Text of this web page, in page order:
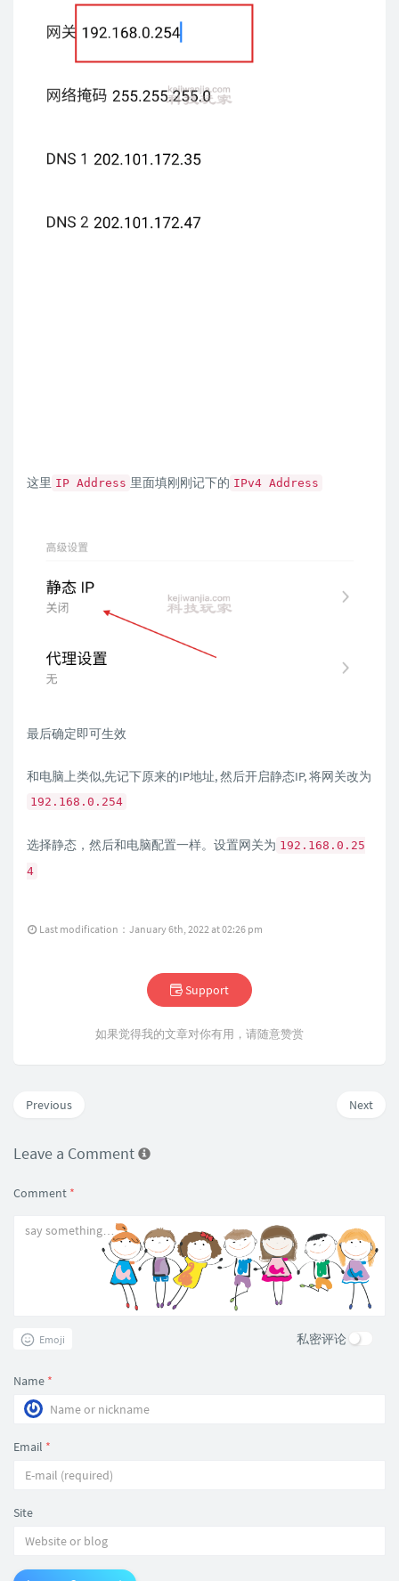
这里 IP Address 里面填刚刚记下的 IPv4 Address
最后确定即可生效
和电脑上类似,先记下原来的IP地址, 然后开启静态IP, 将网关改为
192.168.0.254
选择静态，然后和电脑配置一样。设置网关为 192.168.0.25
4
Last modification：January 6th, 2022 at 02:26 pm
Support
如果觉得我的文章对你有用，请随意赞赏
Next
Previous
Leave a Comment
Comment *
Emoji 私密评论
Name *
Email *
Site